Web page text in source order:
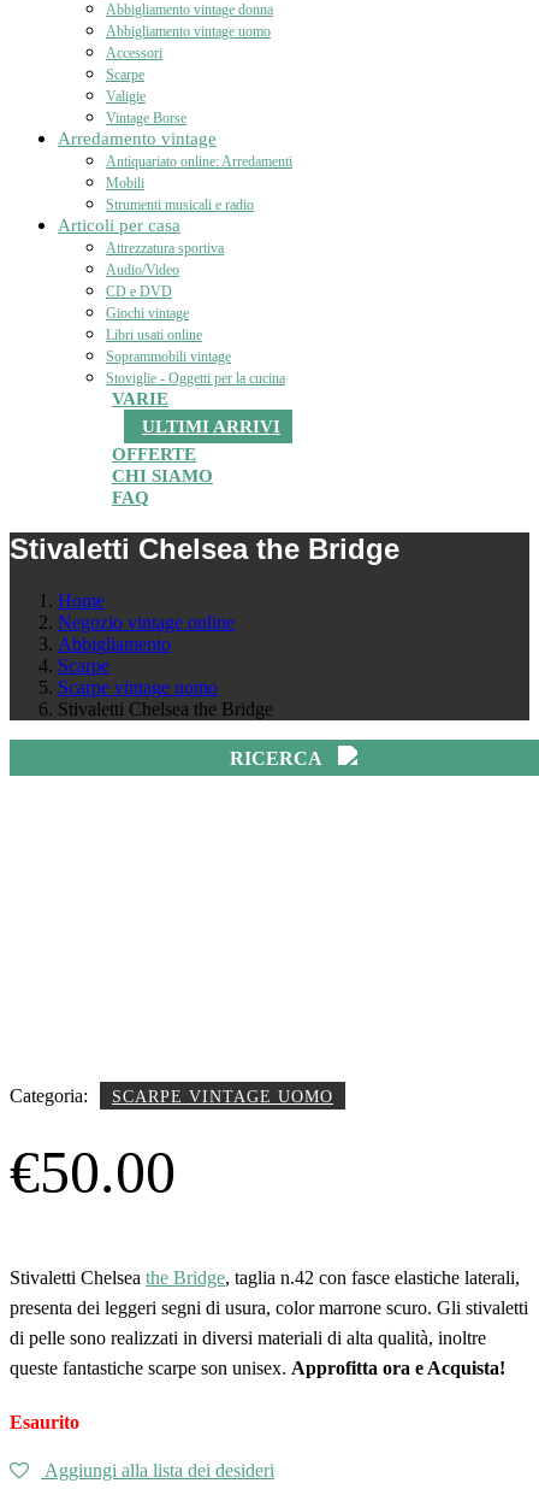
Abbigliamento vintage donna
Abbigliamento vintage uomo
Accessori
Scarpe
Valigie
Vintage Borse
Arredamento vintage
Antiquariato online: Arredamenti
Mobili
Strumenti musicali e radio
Articoli per casa
Attrezzatura sportiva
Audio/Video
CD e DVD
Giochi vintage
Libri usati online
Soprammobili vintage
Stoviglie - Oggetti per la cucina
VARIE
ULTIMI ARRIVI
OFFERTE
CHI SIAMO
FAQ
Stivaletti Chelsea the Bridge
Home
Negozio vintage online
Abbigliamento
Scarpe
Scarpe vintage uomo
Stivaletti Chelsea the Bridge
RICERCA
Categoria: SCARPE VINTAGE UOMO
€50.00
Stivaletti Chelsea the Bridge, taglia n.42 con fasce elastiche laterali,
presenta dei leggeri segni di usura, color marrone scuro. Gli stivaletti
di pelle sono realizzati in diversi materiali di alta qualità, inoltre
queste fantastiche scarpe son unisex. Approfitta ora e Acquista!
Esaurito
Aggiungi alla lista dei desideri